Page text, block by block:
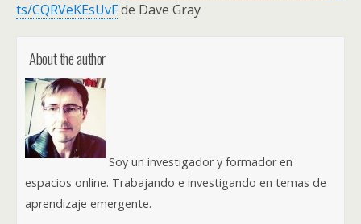
ts/CQRVeKEsUvFde Dave Gray
About the author
Soy un investigador y formador en
espacios online. Trabajando e investigando en temas de
aprendizaje emergente.